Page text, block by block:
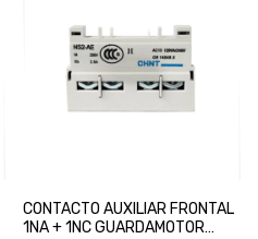
CONTACTO AUXILIAR FRONTAL
1NA + 1NC GUARDAMOTOR